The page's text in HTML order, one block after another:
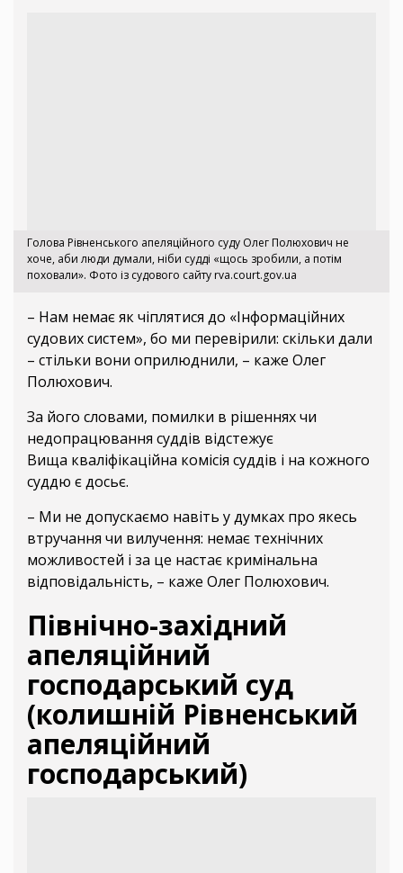
Голова Рівненського апеляційного суду Олег Полюхович не
хоче, аби люди думали, ніби судді «щось зробили, а потім
поховали». Фото із судового сайту rva.court.gov.ua
– Нам немає як чіплятися до «Інформаційних
судових систем», бо ми перевірили: скільки дали
– стільки вони оприлюднили, – каже Олег
Полюхович.
За його словами, помилки в рішеннях чи
недопрацювання суддів відстежує
Вища кваліфікаційна комісія суддів і на кожного
суддю є досьє.
– Ми не допускаємо навіть у думках про якесь
втручання чи вилучення: немає технічних
можливостей і за це настає кримінальна
відповідальність, – каже Олег Полюхович.
Північно-західний
апеляційний
господарський суд
(колишній Рівненський
апеляційний
господарський)